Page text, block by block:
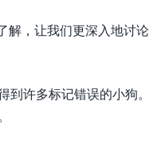
，让我们更深入地讨论
到许多标记错误的小狗